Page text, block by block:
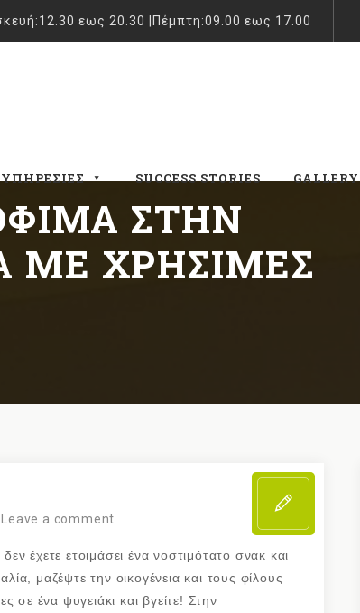
εως 20.30 |Πέμπτη:09.00 εως 17.00
ΥΠΗΡΕΣΊΕΣ SUCCESS STORIES GALLERY
ΣΤΗΝ
ΜΕ ΧΡΉΣΙΜΕΣ
Leave a comment
έχετε ετοιμάσει ένα νοστιμότατο σνακ και
μαζέψτε την οικογένεια και τους φίλους
σε ένα ψυγειάκι και βγείτε! Στην